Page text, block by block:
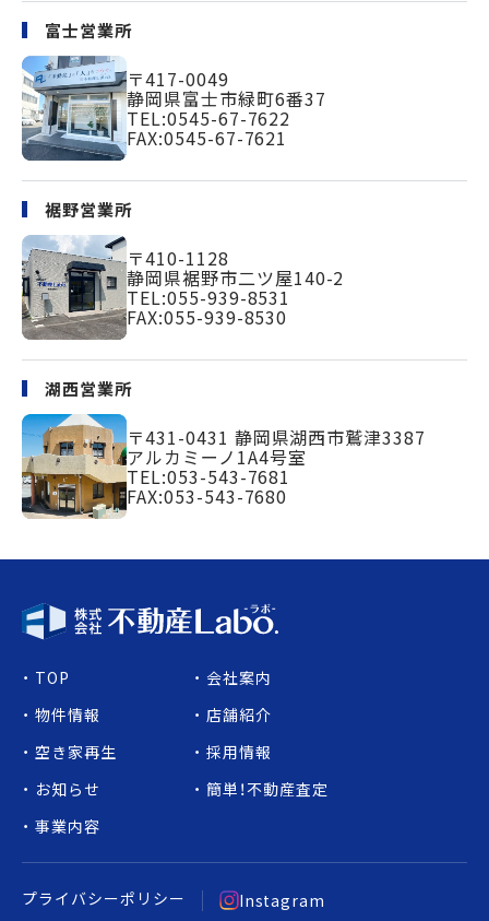
富士営業所
〒417-0049
静岡県富士市緑町6番37
TEL:0545-67-7622
FAX:0545-67-7621
裾野営業所
〒410-1128
静岡県裾野市二ツ屋140-2
TEL:055-939-8531
FAX:055-939-8530
湖西営業所
〒431-0431 静岡県湖西市鷲津3387
アルカミーノ1A4号室
TEL:053-543-7681
FAX:053-543-7680
プライバシーポリシー Instagram
TOP
お知らせ
店舗紹介
物件情報
事業内容
採用情報
空き家再生
会社案内
簡単！不動産査定